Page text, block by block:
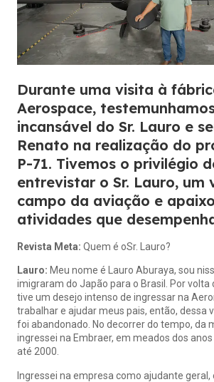
Durante uma visita à
Aerospace,
incansável do Sr. Lauro e
Renato na realização do
P-71. Tivemos o privilégio
entrevistar o Sr. Lauro, um
campo da aviação e
atividades que
Revista Meta: Quem é oSr. Lauro?
Lauro: Meu nome é Lauro Aburaya, sou
imigraram do Japão para o Brasil. Por volta
tive um desejo intenso de ingressar na
trabalhar e ajudar meus pais, então, dessa
foi abandonado. No decorrer do tempo, da
ingressei na Embraer, em meados dos
até 2000.
Ingressei na empresa como ajudante geral,